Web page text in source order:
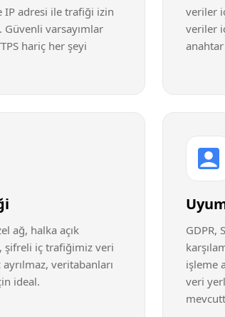
IP adresi ile trafiği izin
Güvenli varsayımlar
hariç her şeyi
veriler
veriler
ağ, halka açık
şifreli iç trafiğimiz veri
veritabanları
ideal.
GDPR,
işleme
veri